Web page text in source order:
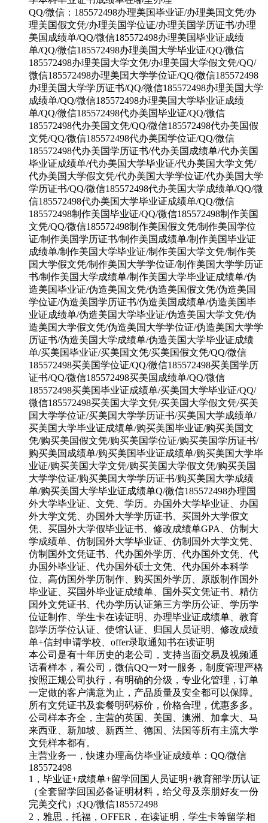
QQ/微信：185572498办理美国毕业证/办理美国文凭/办
理美国假文凭/办理美国学位证/办理美国学历证书/办理
美国成绩单/QQ/微信185572498办理美国毕业证成绩
单/QQ/微信185572498办理美国大学毕业证/QQ/微信
185572498办理美国大学文凭/办理美国大学假文凭/QQ/
微信185572498办理美国大学学位证/QQ/微信185572498
办理美国大学学历证书/QQ/微信185572498办理美国大学
成绩单/QQ/微信185572498办理美国大学毕业证成绩
单/QQ/微信185572498代办美国毕业证/QQ/微信
185572498代办美国文凭/QQ/微信185572498代办美国假
文凭/QQ/微信185572498代办美国学位证/QQ/微信
185572498代办美国学历证书/代办美国成绩单/代办美国
毕业证成绩单/代办美国大学毕业证/代办美国大学文凭/
代办美国大学假文凭/代办美国大学学位证/代办美国大学
学历证书/QQ/微信185572498代办美国大学成绩单/QQ/微
信185572498代办美国大学毕业证成绩单/QQ/微信
185572498制作美国毕业证/QQ/微信185572498制作美国
文凭/QQ/微信185572498制作美国假文凭/制作美国学位
证/制作美国学历证书/制作美国成绩单/制作美国毕业证
成绩单/制作美国大学毕业证/制作美国大学文凭/制作美
国大学假文凭/制作美国大学学位证/制作美国大学学历证
书/制作美国大学成绩单/制作美国大学毕业证成绩单/伪
造美国毕业证/伪造美国文凭/伪造美国假文凭/伪造美国
学位证/伪造美国学历证书/伪造美国成绩单/伪造美国毕
业证成绩单/伪造美国大学毕业证/伪造美国大学文凭/伪
造美国大学假文凭/伪造美国大学学位证/伪造美国大学学
历证书/伪造美国大学成绩单/伪造美国大学毕业证成绩
单/买美国毕业证/买美国文凭/买美国假文凭/QQ/微信
185572498买美国学位证/QQ/微信185572498买美国学历
证书/QQ/微信185572498买美国成绩单/QQ/微信
185572498买美国毕业证成绩单/买美国大学毕业证/QQ/
微信185572498买美国大学文凭/买美国大学假文凭/买美
国大学学位证/买美国大学学历证书/买美国大学成绩单/
买美国大学毕业证成绩单/购买美国毕业证/购买美国文
凭/购买美国假文凭/购买美国学位证/购买美国学历证书/
购买美国成绩单/购买美国毕业证成绩单/购买美国大学毕
业证/购买美国大学文凭/购买美国大学假文凭/购买美国
大学学位证/购买美国大学学历证书/购买美国大学成绩
单/购买美国大学毕业证成绩单Q/微信185572498办理国
外大学毕业证、文凭、学历。办国外大学毕业证、办国
外大学文凭、办国外大学学历证书、买国外大学假文
凭、买国外大学假毕业证书、修改成绩单GPA、仿制大
学成绩单、仿制国外大学毕业证、仿制国外大学文凭、
仿制国外文凭证书、代办国外学历、代办国外文凭、代
办国外毕业证、代办国外硕士文凭、代办国外本科学
位、高仿国外学历制作、购买国外学历、原版制作国外
毕业证、买国外毕业证成绩单、国外买文凭证书、精仿
国外文凭证书、代办学历认证第三方学历公证、学历学
位证制作、学生卡在读证明、办理毕业证成绩单、教育
部学历学位认证、使馆认证、归国人员证明、修改成绩
单+信封申请学校、offer录取通知书在读证明
本公司是有十年历史的老公司，支持当面交易及视频通
话看样本，看公司，微信QQ一对一服务，制度管理严格
按照正规公司执行，有明确的分级，专业化管理，订单
一定做的客户满意为止，产品质量及安全都可以保障。
所有文凭证书及套餐明码标价，价格合理，优惠多多。
公司样本齐全，主营的英国、美国、澳洲、加拿大、马
来西亚、新加坡、新西兰、德国、法国等所有主流大学
文凭样本都有。
主营业务一，快速办理高仿毕业证成绩单：QQ/微信
185572498
1，毕业证+成绩单+留学回国人员证明+教育部学历认证
（全套留学回国必备证明材料，给父母及亲朋好友一份
完美交代）;QQ/微信185572498
2，雅思，托福，OFFER，在读证明，学生卡等留学相